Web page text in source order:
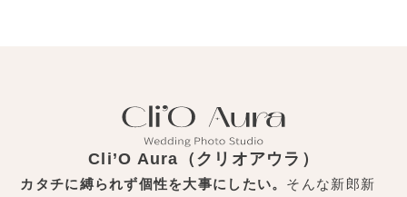
Cli’O Aura（クリオアウラ）
カタチに縛られず個性を大事にしたい。 そんな新郎新